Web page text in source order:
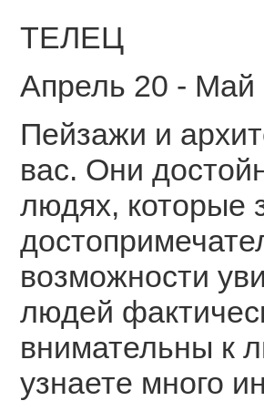
ТЕЛЕЦ
Апрель 20 - Май
Пейзажи и
вас. Они
людях, которые
возможности
людей
внимательны к
узнаете много